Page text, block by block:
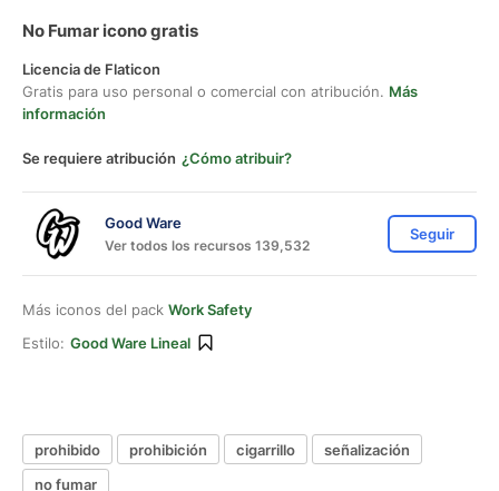
No Fumar icono gratis
Licencia de Flaticon
Gratis para uso personal o comercial con atribución. Más
información
Se requiere atribución ¿Cómo atribuir?
Good Ware
Ver todos los recursos 139,532
Seguir
Más iconos del pack Work Safety
Estilo: Good Ware Lineal
prohibido prohibición cigarrillo
señalización
no fumar